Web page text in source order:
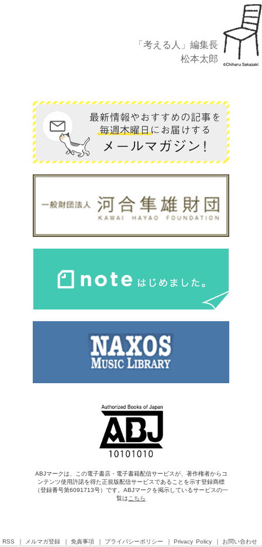
「考える人」編集長
松本太郎
ABJマークは、この電子書店・電子書籍配信サービスが、著作権者からコ
ンテンツ使用許諾を得た正規版配信サービスであることを示す登録商標
（登録番号第6091713号）です。ABJマークを掲示しているサービスの一
覧は こちら
RSS メルマガ登録 免責事項 プライバシーポリシー Privacy Policy お問い合わせ